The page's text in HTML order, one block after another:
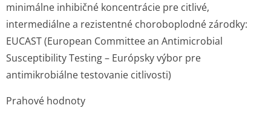
minimálne inhibičné koncentrácie pre citlivé,
intermediálne a rezistentné choroboplodné zárodky:
EUCAST (European Committee an Antimicrobial
Susceptibility Testing – Európsky výbor pre
antimikrobiálne testovanie citlivosti)
Prahové hodnoty